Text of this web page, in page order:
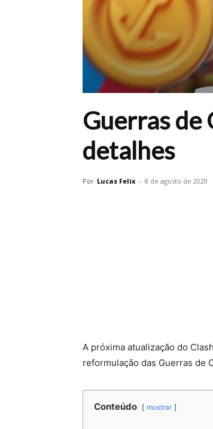
Guerras de
detalhes
Por Lucas Felix - 8 de agosto de 2020
A próxima atualização do
reformulação das Guerras de
Conteúdo mostrar